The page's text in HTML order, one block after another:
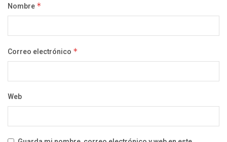
Nombre *
Correo electrónico *
Web